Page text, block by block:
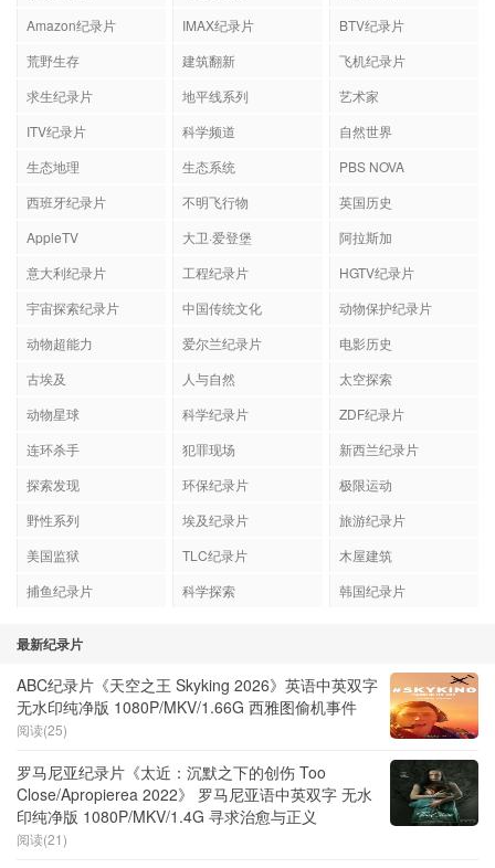
Amazon纪录片
IMAX纪录片
BTV纪录片
荒野生存
建筑翻新
飞机纪录片
求生纪录片
地平线系列
艺术家
ITV纪录片
科学频道
自然世界
生态地理
生态系统
PBS NOVA
西班牙纪录片
不明飞行物
英国历史
AppleTV
大卫·爱登堡
阿拉斯加
意大利纪录片
工程纪录片
HGTV纪录片
宇宙探索纪录片
中国传统文化
动物保护纪录片
动物超能力
爱尔兰纪录片
电影历史
古埃及
人与自然
太空探索
动物星球
科学纪录片
ZDF纪录片
连环杀手
犯罪现场
新西兰纪录片
探索发现
环保纪录片
极限运动
野性系列
埃及纪录片
旅游纪录片
美国监狱
TLC纪录片
木屋建筑
捕鱼纪录片
科学探索 韩国纪录片
最新纪录片
ABC纪录片《天空之王 Skyking 2026》英语中英双字
无水印纯净版 1080P/MKV/1.66G 西雅图偷机事件
阅读(25)
罗马尼亚纪录片《太近：沉默之下的创伤 Too
Close/Apropierea 2022》 罗马尼亚语中英双字 无水
印纯净版 1080P/MKV/1.4G 寻求治愈与正义
阅读(21)